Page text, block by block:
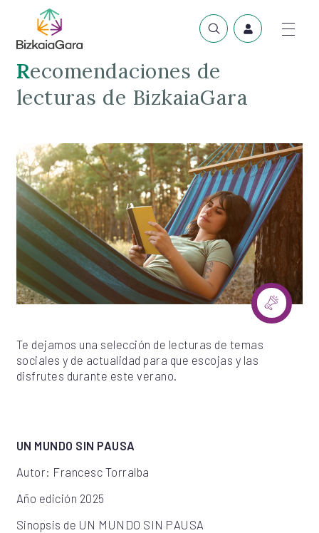
Recomendaciones de
lecturas de BizkaiaGara
Te dejamos una selección de lecturas de temas
sociales y de actualidad para que escojas y las
disfrutes durante este verano.
UN MUNDO SIN PAUSA
Autor: Francesc Torralba
Año edición 2025
Sinopsis de UN MUNDO SIN PAUSA